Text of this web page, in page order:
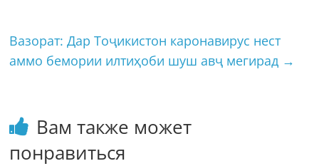
Вазорат: Дар Тоҷикистон каронавирус нест
аммо бемории илтиҳоби шуш авҷ мегирад →
Вам также может
понравиться